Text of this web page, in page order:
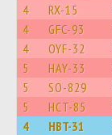
4 RX-15
4 GFC-93
4 OYF-32
5 HAY-33
5 SO-829
5 HCT-85
4 HBT-31